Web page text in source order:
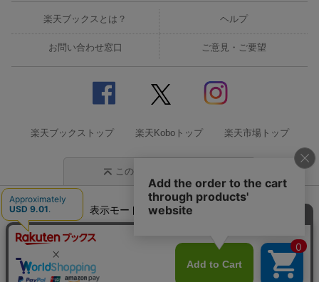
楽天ブックスとは？ ヘルプ
お問い合わせ窓口 ご意見・ご要望
楽天ブックストップ 楽天Koboトップ 楽天市場トップ
このページの先頭に戻る
表示モード モバイル
企業情報 個人情報保護方針
特定商取引法に基づく表記